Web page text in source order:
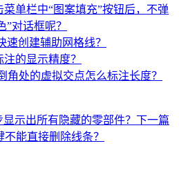
单栏中“图案填充”按钮后，不弹
”对话框呢？
速创建辅助网格线？
的显示精度？
角处的虚拟交点怎么标注长度？
示出所有隐藏的零部件？ 下一篇
能直接删除线条？